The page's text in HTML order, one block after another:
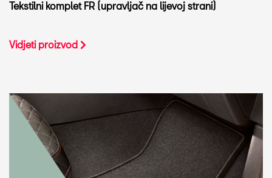
Tekstilni komplet FR (upravljač na lijevoj strani)
Vidjeti proizvod